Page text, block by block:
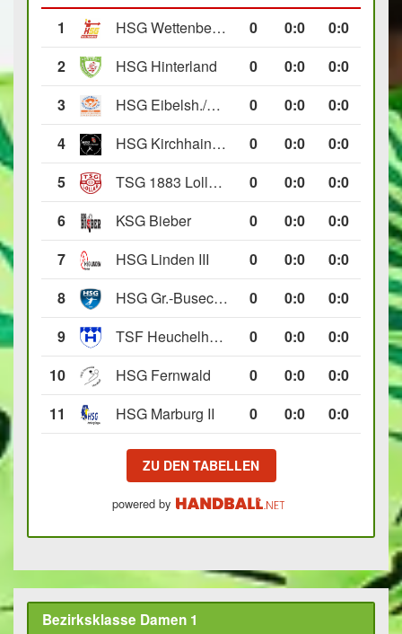
1
HSG Wettenberg III 0 0:0
0:0
2
HSG Hinterland 0 0:0
0:0
3
HSG Eibelsh./Ewersb. II 0 0:0
0:0
4
HSG Kirchhain/Neustadt II 0 0:0
0:0
5
TSG 1883 Lollar II 0 0:0
0:0
6
KSG Bieber 0 0:0
0:0
7
HSG Linden III 0 0:0
0:0
8
HSG Gr.-Buseck/Beuern II 0 0:0
0:0
9
TSF Heuchelheim II 0 0:0
0:0
10
HSG Fernwald 0 0:0
0:0
11
HSG Marburg II 0 0:0 0:0
ZU DEN TABELLEN
powered by
Bezirksklasse Damen 1